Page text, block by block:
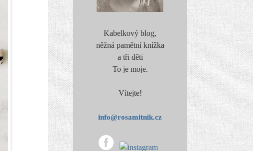
Kabelkový blog,
něžná pamětní knížka
a tři děti
To je moje.
Vítejte!
info@rosamitnik.cz